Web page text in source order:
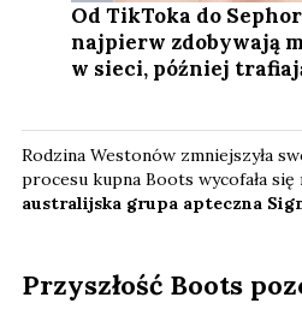
Od TikToka do
najpierw zdobywają
w sieci, później
Rodzina Westonów zmniejszyła
procesu kupna Boots wycofała się
australijska grupa apteczna
Przyszłość Boots